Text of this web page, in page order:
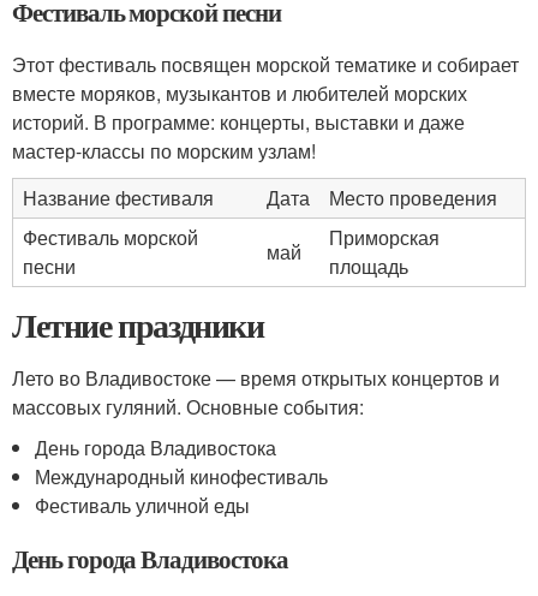
Фестиваль морской песни
Этот фестиваль посвящен морской тематике и собирает
вместе моряков, музыкантов и любителей морских
историй. В программе: концерты, выставки и даже
мастер-классы по морским узлам!
Название фестиваля
Дата
Место проведения
Фестиваль морской
песни
май
Приморская
площадь
Летние праздники
Лето во Владивостоке — время открытых концертов и
массовых гуляний. Основные события:
День города Владивостока
Международный кинофестиваль
Фестиваль уличной еды
День города Владивостока